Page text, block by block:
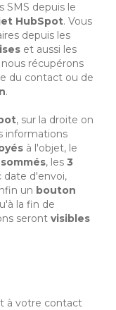
SMS depuis le
HubSpot. Vous
depuis les
et aussi les
récupérons
du contact ou de
.
, sur la droite on
informations
à l'objet, le
, les 3
date d'envoi,
un bouton
la fin de
seront visibles
à votre contact